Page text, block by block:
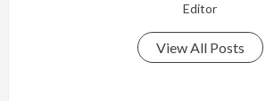
Editor
View All Posts